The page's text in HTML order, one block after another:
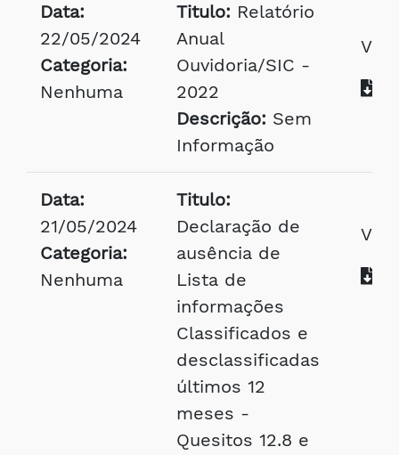
Data:
22/05/2024
Categoria:
Nenhuma
Titulo: Relatório
Anual
Ouvidoria/SIC -
2022
Descrição: Sem
Informação
Data:
21/05/2024
Categoria:
Nenhuma
Titulo:
Declaração de
ausência de
Lista de
informações
Classificados e
desclassificadas
últimos 12
meses -
Quesitos 12.8 e